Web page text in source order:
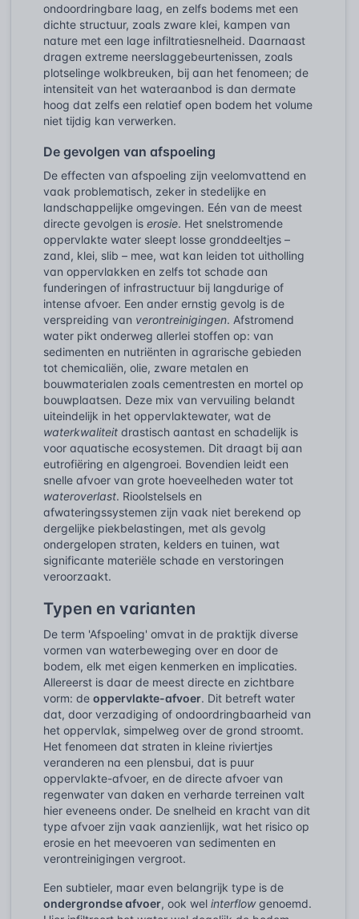
ondoordringbare laag, en zelfs bodems met een
dichte structuur, zoals zware klei, kampen van
nature met een lage infiltratiesnelheid. Daarnaast
dragen extreme neerslaggebeurtenissen, zoals
plotselinge wolkbreuken, bij aan het fenomeen; de
intensiteit van het wateraanbod is dan dermate
hoog dat zelfs een relatief open bodem het volume
niet tijdig kan verwerken.
De gevolgen van afspoeling
De effecten van afspoeling zijn veelomvattend en
vaak problematisch, zeker in stedelijke en
landschappelijke omgevingen. Eén van de meest
directe gevolgen is erosie. Het snelstromende
oppervlakte water sleept losse gronddeeltjes –
zand, klei, slib – mee, wat kan leiden tot uitholling
van oppervlakken en zelfs tot schade aan
funderingen of infrastructuur bij langdurige of
intense afvoer. Een ander ernstig gevolg is de
verspreiding van verontreinigingen. Afstromend
water pikt onderweg allerlei stoffen op: van
sedimenten en nutriënten in agrarische gebieden
tot chemicaliën, olie, zware metalen en
bouwmaterialen zoals cementresten en mortel op
bouwplaatsen. Deze mix van vervuiling belandt
uiteindelijk in het oppervlaktewater, wat de
waterkwaliteit drastisch aantast en schadelijk is
voor aquatische ecosystemen. Dit draagt bij aan
eutrofiëring en algengroei. Bovendien leidt een
snelle afvoer van grote hoeveelheden water tot
wateroverlast. Rioolstelsels en
afwateringssystemen zijn vaak niet berekend op
dergelijke piekbelastingen, met als gevolg
ondergelopen straten, kelders en tuinen, wat
significante materiële schade en verstoringen
veroorzaakt.
Typen en varianten
De term 'Afspoeling' omvat in de praktijk diverse
vormen van waterbeweging over en door de
bodem, elk met eigen kenmerken en implicaties.
Allereerst is daar de meest directe en zichtbare
vorm: de oppervlakte-afvoer. Dit betreft water
dat, door verzadiging of ondoordringbaarheid van
het oppervlak, simpelweg over de grond stroomt.
Het fenomeen dat straten in kleine riviertjes
veranderen na een plensbui, dat is puur
oppervlakte-afvoer, en de directe afvoer van
regenwater van daken en verharde terreinen valt
hier eveneens onder. De snelheid en kracht van dit
type afvoer zijn vaak aanzienlijk, wat het risico op
erosie en het meevoeren van sedimenten en
verontreinigingen vergroot.
Een subtieler, maar even belangrijk type is de
ondergrondse afvoer, ook wel interflowgenoemd.